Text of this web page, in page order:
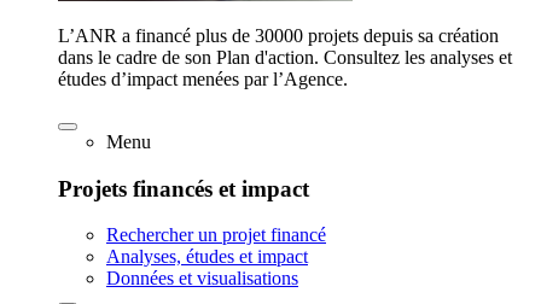
L’ANR a financé plus de 30000 projets depuis sa création
dans le cadre de son Plan d'action. Consultez les analyses et
études d’impact menées par l’Agence.
Menu
Projets financés et impact
Rechercher un projet financé
Analyses, études et impact
Données et visualisations